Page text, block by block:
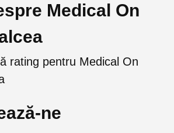
Medical On
rating pentru Medical On
ne